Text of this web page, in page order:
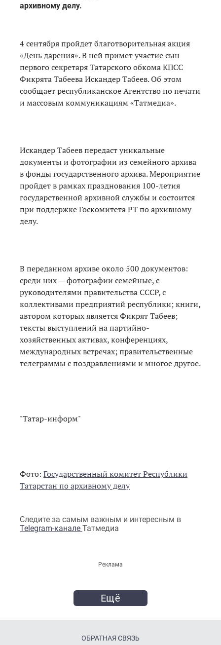
архивному делу.
4 сентября пройдет благотворительная акция
«День дарения». В ней примет участие сын
первого секретаря Татарского обкома КПСС
Фикрята Табеева Искандер Табеев. Об этом
сообщает республиканское Агентство по печати
и массовым коммуникациям «Татмедиа».
Искандер Табеев передаст уникальные
документы и фотографии из семейного архива
в фонды государственного архива. Мероприятие
пройдет в рамках празднования 100-летия
государственной архивной службы и состоится
при поддержке Госкомитета РТ по архивному
делу.
В переданном архиве около 500 документов:
среди них — фотографии семейные, с
руководителями правительства СССР, с
коллективами предприятий республики; книги,
автором которых является Фикрят Табеев;
тексты выступлений на партийно-
хозяйственных активах, конференциях,
международных встречах; правительственные
телеграммы с поздравлениями и многое другое.
"Татар-информ"
Фото: Государственный комитет Республики
Татарстан по архивному делу
Следите за самым важным и интересным в
Telegram-канале Татмедиа
Реклама
Ещё
ОБРАТНАЯ СВЯЗЬ